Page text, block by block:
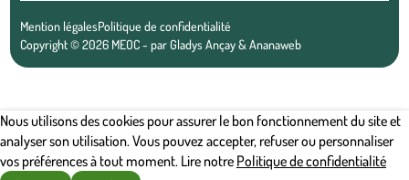
Mention légalesPolitique de confidentialité
Copyright © 2026 MEOC - parGladys Ançay&Ananaweb
Nous utilisons des cookies pour assurer le bon fonctionnement du site et
analyser son utilisation. Vous pouvez accepter, refuser ou personnaliser
vos préférences à tout moment. Lire notre Politique de confidentialité